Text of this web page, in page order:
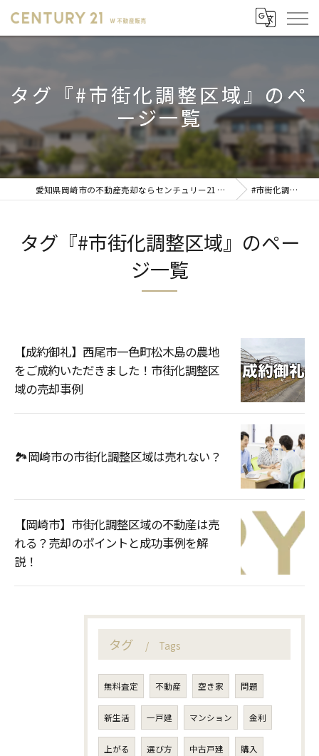
タグ『#市街化調整区域』のペ
ージ一覧
愛知県岡崎市の不動産売却ならセンチュリー21 W不動産販売 #市街化調整区域
タグ『#市街化調整区域』のペー
ジ一覧
【成約御礼】西尾市一色町松木島の農地
をご成約いただきました！市街化調整区
域の売却事例
🏞️岡崎市の市街化調整区域は売れない？
【岡崎市】市街化調整区域の不動産は売
れる？売却のポイントと成功事例を解
説！
タグ Tags
無料査定 不動産 空き家 問題
新生活 一戸建 マンション 金利
上がる 選び方 中古戸建 購入